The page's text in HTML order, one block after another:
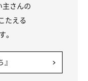
ルール作りを
主さんの
たえる
。